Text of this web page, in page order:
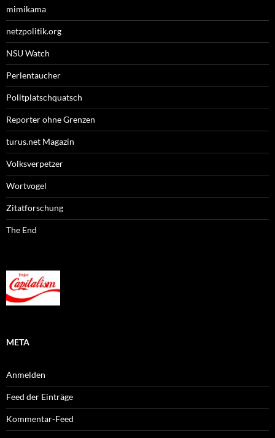
mimikama
netzpolitik.org
NSU Watch
Perlentaucher
Politplatschquatsch
Reporter ohne Grenzen
turus.net Magazin
Volksverpetzer
Wortvogel
Zitatforschung
The End
META
Anmelden
Feed der Einträge
Kommentar-Feed